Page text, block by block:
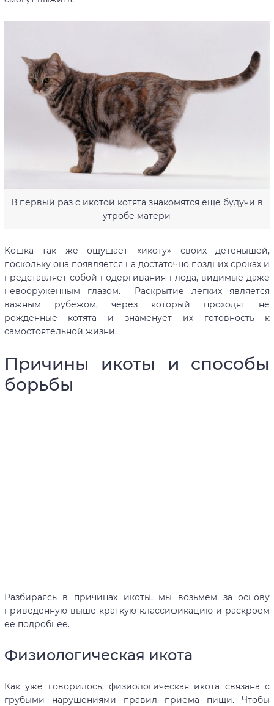
В первый раз с икотой котята знакомятся еще будучи в
утробе матери
Кошка так же ощущает «икоту» своих детенышей,
поскольку она появляется на достаточно поздних сроках и
представляет собой подергивания плода, видимые даже
невооруженным глазом. Раскрытие легких является
важным рубежом, через который проходят не
рожденные котята и знаменует их готовность к
самостоятельной жизни.
Причины икоты и способы
борьбы
Разбираясь в причинах икоты, мы возьмем за основу
приведенную выше краткую классификацию и раскроем
ее подробнее.
Физиологическая икота
Как уже говорилось, физиологическая икота связана с
грубыми нарушениями правил приема пищи. Чтобы